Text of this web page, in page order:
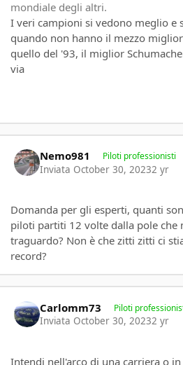
mondiale degli altri.
I veri campioni si vedono meglio e
quando non hanno il mezzo
quello del '93, il miglior
via
Nemo981 Piloti professionisti
Inviata October 30, 20232 yr
Domanda per gli esperti, quanti
piloti partiti 12 volte dalla pole che
traguardo? Non è che zitti zitti ci
record?
Carlomm73 Piloti
Inviata October 30, 20232 yr
Intendi nell'arco di una carriera o in